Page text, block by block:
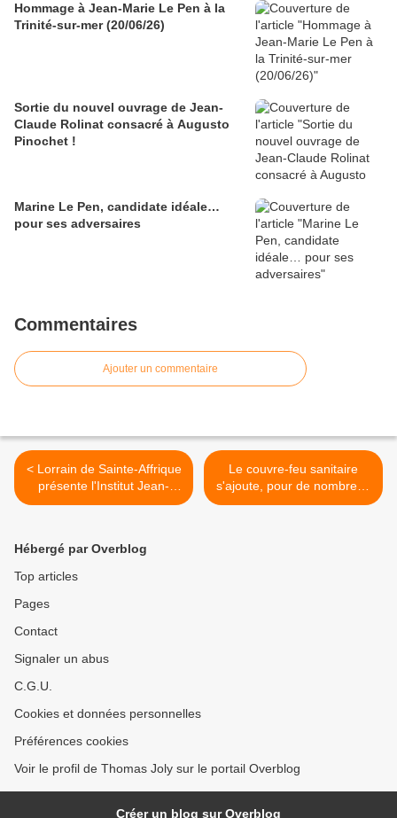
Hommage à Jean-Marie Le Pen à la
Trinité-sur-mer (20/06/26)
Sortie du nouvel ouvrage de Jean-
Claude Rolinat consacré à Augusto
Pinochet !
Marine Le Pen, candidate idéale…
pour ses adversaires
Commentaires
Ajouter un commentaire
< Lorrain de Sainte-Affrique
présente l'Institut Jean-
Marie Le Pen
Le couvre-feu sanitaire
s'ajoute, pour de nombreux
Français, au couvre-feu
Hébergé par Overblog
Top articles
Pages
Contact
Signaler un abus
C.G.U.
Cookies et données personnelles
Préférences cookies
Voir le profil de Thomas Joly sur le portail Overblog
Créer un blog sur Overblog